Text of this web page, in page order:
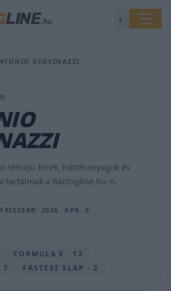
◐
GIOVINAZZI
témájú hírek, háttéranyagok és
tartalmak a Racingline.hu-n.
2026. ÁPR. 8.
FORMULA E · 12
7
FASTEST SLAP · 2